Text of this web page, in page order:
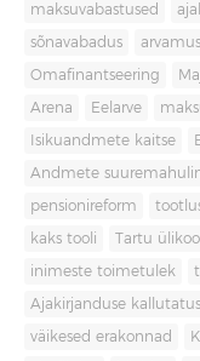
maksuvabastused
sõnavabadus
Omafinantseering
Arena Eelarve
Isikuandmete kaitse
Andmete
pensionireform
kaks tooli Tartu
inimeste toimetulek
Ajakirjanduse kallutatus
väikesed erakonnad